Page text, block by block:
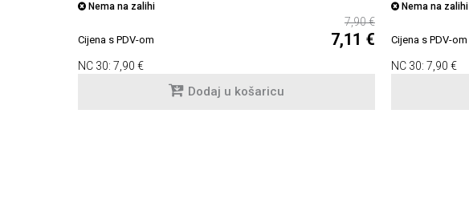
Nema na zalihi
7,90 €
Cijena s PDV-om 7,11 €
NC 30: 7,90 €
Dodaj u košaricu
Nema na zalihi
Cijena s PDV-om
NC 30: 7,90 €